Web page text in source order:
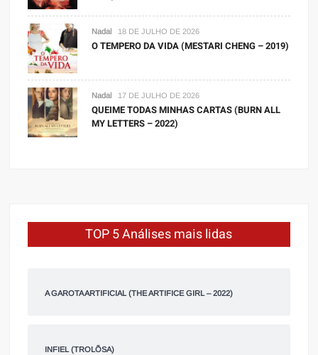
Nadal 18 DE JULHO DE 2026
O TEMPERO DA VIDA (MESTARI CHENG – 2019)
Nadal 17 DE JULHO DE 2026
QUEIME TODAS MINHAS CARTAS (BURN ALL
MY LETTERS – 2022)
TOP 5 Análises mais lidas
A GAROTA ARTIFICIAL (THE ARTIFICE GIRL – 2022)
INFIEL (TROLÕSA)